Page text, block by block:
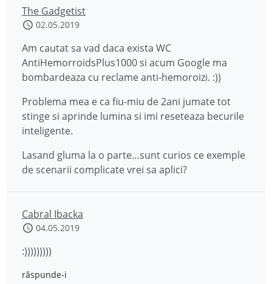
The Gadgetist
02.05.2019
Am cautat sa vad daca exista WC
AntiHemorroidsPlus1000 si acum Google ma
bombardeaza cu reclame anti-hemoroizi. :))
Problema mea e ca fiu-miu de 2ani jumate tot
stinge si aprinde lumina si imi reseteaza becurile
inteligente.
Lasand gluma la o parte…sunt curios ce exemple
de scenarii complicate vrei sa aplici?
Cabral Ibacka
04.05.2019
:)))))))))
răspunde-i